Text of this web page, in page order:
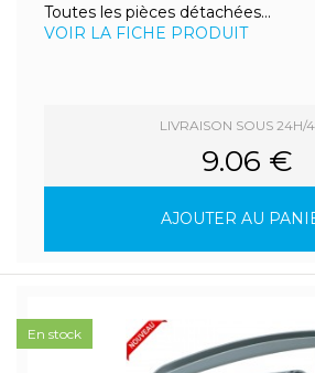
Toutes les pièces détachées...
VOIR LA FICHE PRODUIT
LIVRAISON SOUS 24H/
9.06 €
AJOUTER AU
En stock